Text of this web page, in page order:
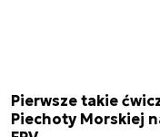
Pierwsze takie
Piechoty Morskiej